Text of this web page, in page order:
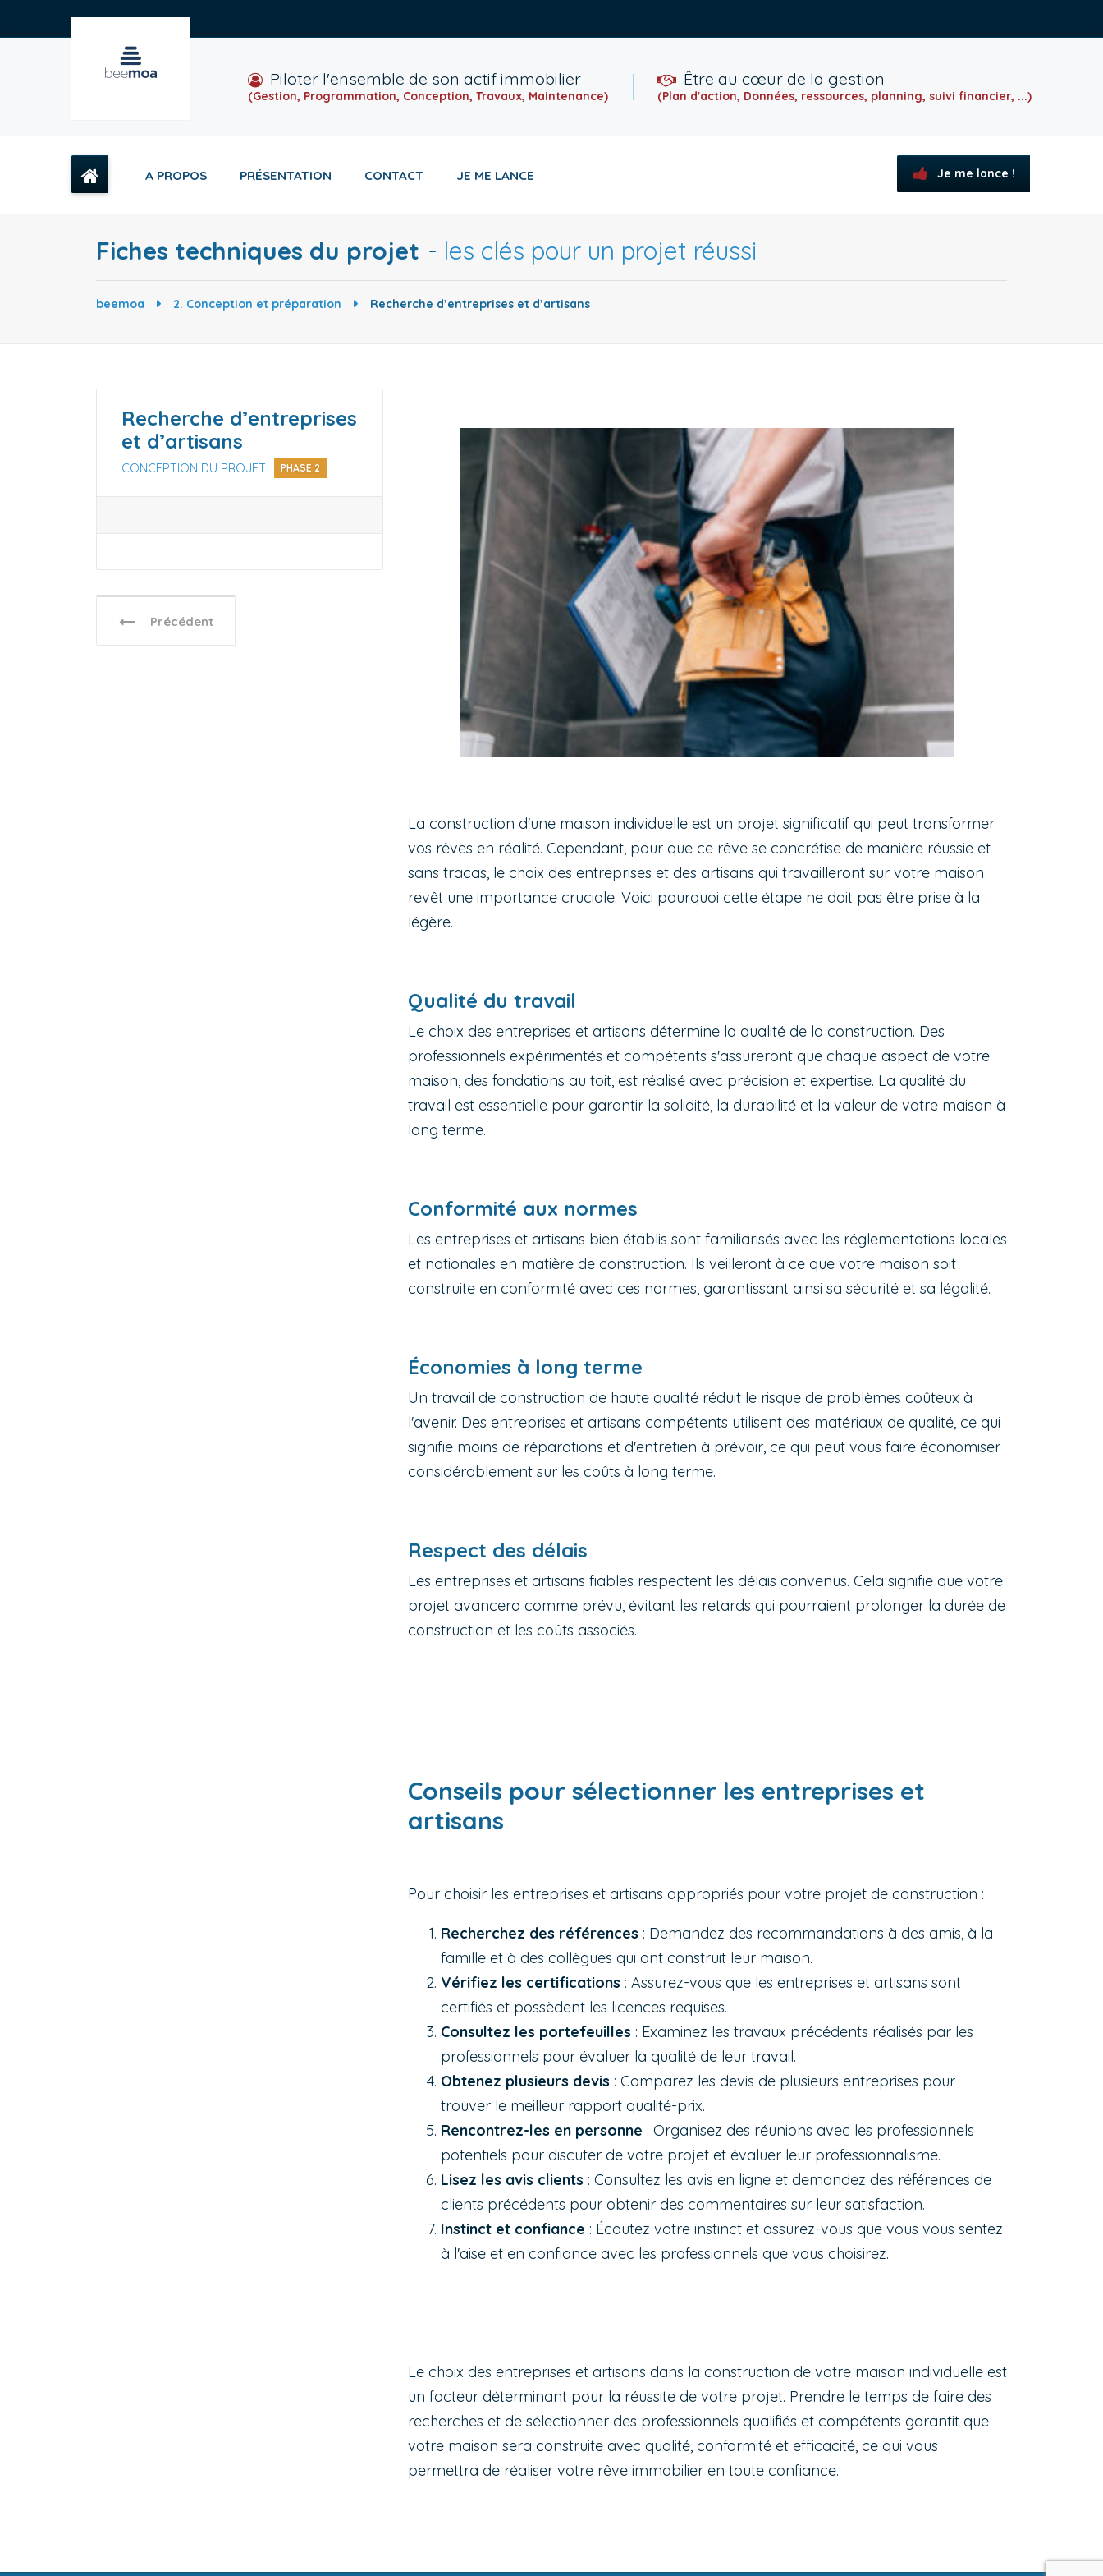
Je me lance !
A PROPOS PRÉSENTATION CONTACT JE ME LANCE
Piloter l'ensemble de son actif immobilier
(Gestion, Programmation, Conception, Travaux, Maintenance)
Être au cœur de la gestion
(Plan d'action, Données, ressources, planning, suivi financier, ...)
Fiches techniques du projet les clés pour un projet réussi
beemoa 2. Conception et préparation Recherche d’entreprises et d’artisans
Recherche d’entreprises
et d’artisans
CONCEPTION DU PROJET PHASE 2
Précédent
La construction d'une maison individuelle est un projet significatif qui peut transformer
vos rêves en réalité. Cependant, pour que ce rêve se concrétise de manière réussie et
sans tracas, le choix des entreprises et des artisans qui travailleront sur votre maison
revêt une importance cruciale. Voici pourquoi cette étape ne doit pas être prise à la
légère.
Qualité du travail
Le choix des entreprises et artisans détermine la qualité de la construction. Des
professionnels expérimentés et compétents s'assureront que chaque aspect de votre
maison, des fondations au toit, est réalisé avec précision et expertise. La qualité du
travail est essentielle pour garantir la solidité, la durabilité et la valeur de votre maison à
long terme.
Conformité aux normes
Les entreprises et artisans bien établis sont familiarisés avec les réglementations locales
et nationales en matière de construction. Ils veilleront à ce que votre maison soit
construite en conformité avec ces normes, garantissant ainsi sa sécurité et sa légalité.
Économies à long terme
Un travail de construction de haute qualité réduit le risque de problèmes coûteux à
l'avenir. Des entreprises et artisans compétents utilisent des matériaux de qualité, ce qui
signifie moins de réparations et d'entretien à prévoir, ce qui peut vous faire économiser
considérablement sur les coûts à long terme.
Respect des délais
Les entreprises et artisans fiables respectent les délais convenus. Cela signifie que votre
projet avancera comme prévu, évitant les retards qui pourraient prolonger la durée de
construction et les coûts associés.
Conseils pour sélectionner les entreprises et
artisans
Pour choisir les entreprises et artisans appropriés pour votre projet de construction :
Recherchez des références : Demandez des recommandations à des amis, à la
famille et à des collègues qui ont construit leur maison.
Vérifiez les certifications : Assurez-vous que les entreprises et artisans sont
certifiés et possèdent les licences requises.
Consultez les portefeuilles : Examinez les travaux précédents réalisés par les
professionnels pour évaluer la qualité de leur travail.
Obtenez plusieurs devis : Comparez les devis de plusieurs entreprises pour
trouver le meilleur rapport qualité-prix.
Rencontrez-les en personne : Organisez des réunions avec les professionnels
potentiels pour discuter de votre projet et évaluer leur professionnalisme.
Lisez les avis clients : Consultez les avis en ligne et demandez des références de
clients précédents pour obtenir des commentaires sur leur satisfaction.
Instinct et confiance : Écoutez votre instinct et assurez-vous que vous vous sentez
à l'aise et en confiance avec les professionnels que vous choisirez.
Le choix des entreprises et artisans dans la construction de votre maison individuelle est
un facteur déterminant pour la réussite de votre projet. Prendre le temps de faire des
recherches et de sélectionner des professionnels qualifiés et compétents garantit que
votre maison sera construite avec qualité, conformité et efficacité, ce qui vous
permettra de réaliser votre rêve immobilier en toute confiance.